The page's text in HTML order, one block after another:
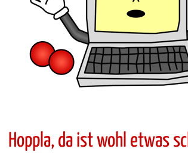
Hoppla, da ist wohl etwas